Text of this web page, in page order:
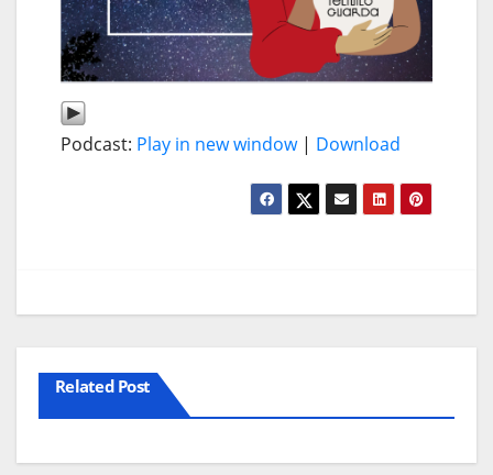
Podcast: Play in new window| Download
Related Post